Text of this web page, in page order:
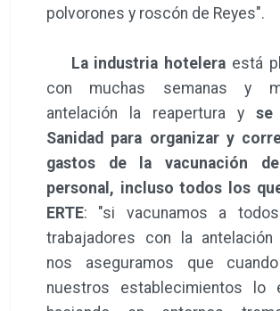
polvorones y roscón de Reyes".
La industria hotelera está
con muchas semanas y
antelación la reapertura y se
Sanidad para organizar y
gastos de la vacunación
personal, incluso todos los
ERTE: "si vacunamos a
trabajadores con la antelación
nos aseguramos que
nuestros establecimientos lo